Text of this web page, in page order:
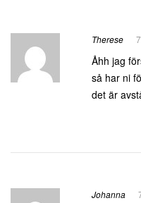
Therese
Åhh jag
så har ni
det är
Johanna